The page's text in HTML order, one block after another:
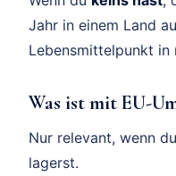
Jahr in einem Land
Lebensmittelpunkt
Was ist mit EU-
Nur relevant, wenn
lagerst.